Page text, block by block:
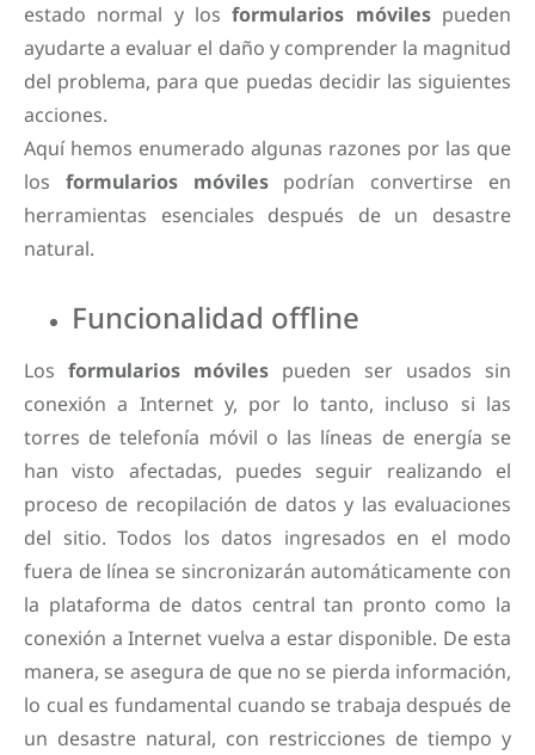
estado normal y losformularios móvilespueden
ayudarte a evaluar el daño y comprender la magnitud
del problema, para que puedas decidir las siguientes
acciones.
Aquí hemos enumerado algunas razones por las que
los formularios móvilespodrían convertirse en
herramientas esenciales después de un desastre
natural.
Funcionalidad offline
Los formularios móviles pueden ser usados sin
conexión a Internet y, por lo tanto, incluso si las
torres de telefonía móvil o las líneas de energía se
han visto afectadas, puedes seguir realizando el
proceso de recopilación de datos y las evaluaciones
del sitio. Todos los datos ingresados en el modo
fuera de línea se sincronizarán automáticamente con
la plataforma de datos central tan pronto como la
conexión a Internet vuelva a estar disponible. De esta
manera, se asegura de que no se pierda información,
lo cual es fundamental cuando se trabaja después de
un desastre natural, con restricciones de tiempo y